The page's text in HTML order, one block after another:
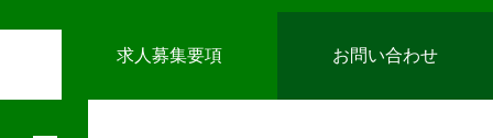
求人募集要項 お問い合わせ